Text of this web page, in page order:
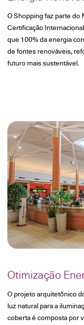
O Shopping faz parte do
Certificação
que 100% da energia
de fontes renováveis,
futuro mais sustentável.
Otimização
O projeto arquitetônico
luz natural para a
coberta é composta por